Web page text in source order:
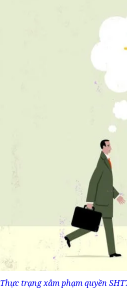
Thực trạng xâm phạm quyền